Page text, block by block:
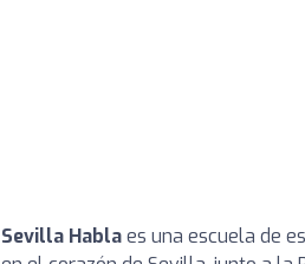
Sevilla Hablaes una escuela de